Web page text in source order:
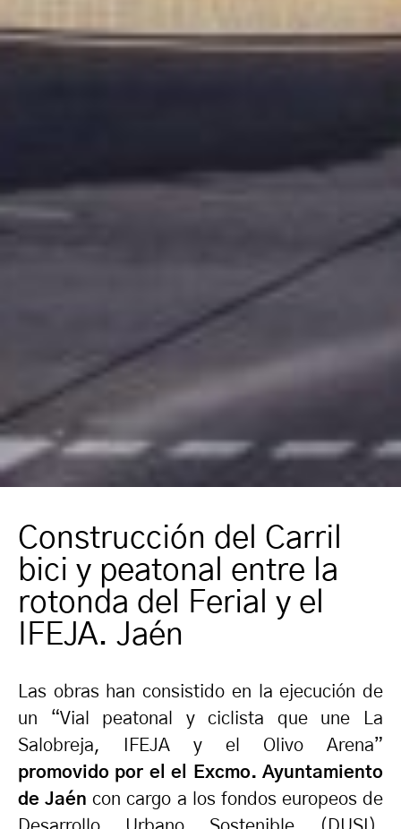
Construcción del Carril
bici y peatonal entre la
rotonda del Ferial y el
IFEJA. Jaén
Las obras han consistido en la ejecución de
un “Vial peatonal y ciclista que une La
Salobreja, IFEJA y el Olivo Arena”
promovido por el el Excmo. Ayuntamiento
de Jaéncon cargo a los fondos europeos de